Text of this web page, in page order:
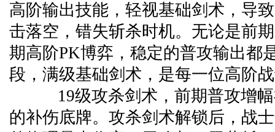
高阶输出技能，轻视基础剑术，导
击落空，错失斩杀时机。无论是前
期高阶PK博弈，稳定的普攻输出都
段，满级基础剑术，是每一位高阶
19级攻杀剑术，前期普攻增幅
的补伤底牌。攻杀剑术解锁后，战